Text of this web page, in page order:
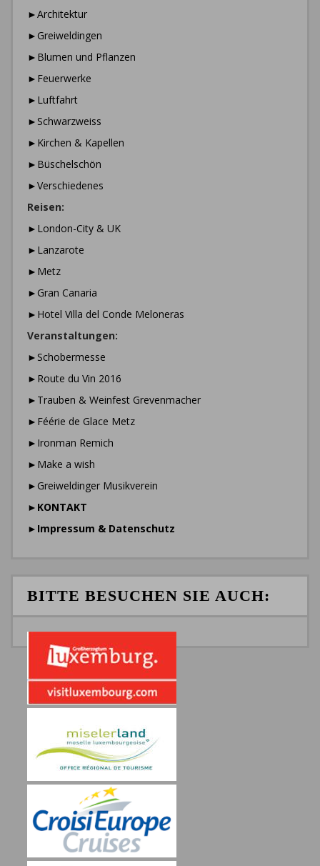
►Architektur
►Greiweldingen
►Blumen und Pflanzen
►Feuerwerke
►Luftfahrt
►Schwarzweiss
►Kirchen & Kapellen
►Büschelschön
►Verschiedenes
Reisen:
►London-City & UK
►Lanzarote
►Metz
►Gran Canaria
►Hotel Villa del Conde Meloneras
Veranstaltungen:
►Schobermesse
►Route du Vin 2016
►Trauben & Weinfest Grevenmacher
►Féérie de Glace Metz
►Ironman Remich
►Make a wish
►Greiweldinger Musikverein
► KONTAKT
► Impressum & Datenschutz
BITTE BESUCHEN SIE AUCH: